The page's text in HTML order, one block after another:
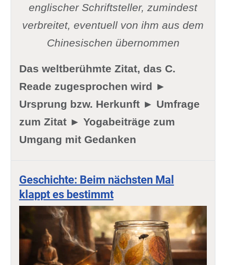
englischer Schriftsteller, zumindest
verbreitet, eventuell von ihm aus dem
Chinesischen übernommen
Das weltberühmte Zitat, das C.
Reade zugesprochen wird ►
Ursprung bzw. Herkunft ► Umfrage
zum Zitat ► Yogabeiträge zum
Umgang mit Gedanken
Geschichte: Beim nächsten Mal
klappt es bestimmt